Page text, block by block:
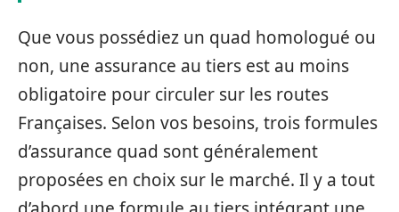
Que vous possédiez un quad homologué ou
non, une assurance au tiers est au moins
obligatoire pour circuler sur les routes
Françaises. Selon vos besoins, trois formules
d’assurance quad sont généralement
proposées en choix sur le marché. Il y a tout